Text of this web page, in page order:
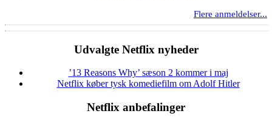
Flere anmeldelser...
Udvalgte Netflix nyheder
’13 Reasons Why’ sæson 2 kommer i maj
Netflix køber tysk komediefilm om Adolf Hitler
Netflix anbefalinger